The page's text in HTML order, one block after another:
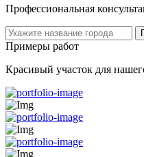
Профессиональная
Примеры работ
Красивый участок для